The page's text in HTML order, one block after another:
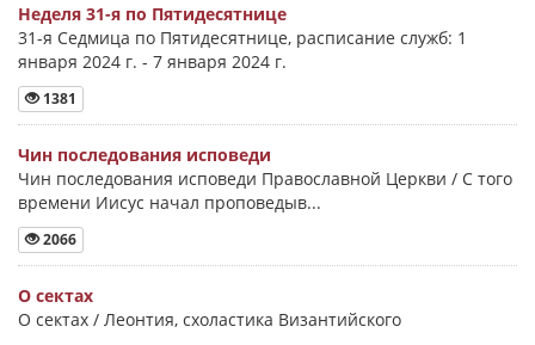
Неделя 31-я по Пятидесятнице
31-я Седмица по Пятидесятнице, расписание служб: 1
января 2024 г. - 7 января 2024 г.
1381
Чин последования исповеди
Чин последования исповеди Православной Церкви / С того
времени Иисус начал проповедыв...
2066
О сектах
О сектах / Леонтия, схоластика Византийского